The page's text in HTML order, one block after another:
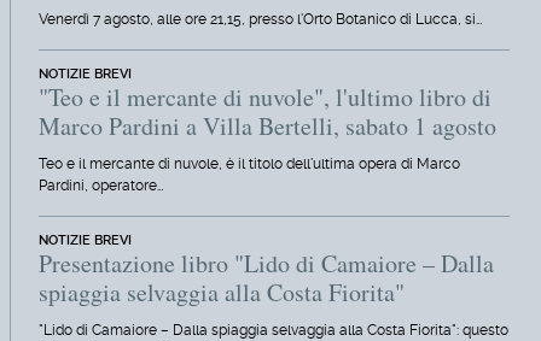
Venerdì 7 agosto, alle ore 21,15, presso l'Orto Botanico di Lucca, si…
NOTIZIE BREVI
"Teo e il mercante di nuvole", l'ultimo libro di
Marco Pardini a Villa Bertelli, sabato 1 agosto
Teo e il mercante di nuvole, è il titolo dell'ultima opera di Marco
Pardini, operatore…
NOTIZIE BREVI
Presentazione libro "Lido di Camaiore – Dalla
spiaggia selvaggia alla Costa Fiorita"
"Lido di Camaiore – Dalla spiaggia selvaggia alla Costa Fiorita": questo